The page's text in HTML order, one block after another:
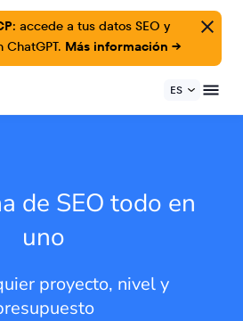
accede a tus datos SEO y
Más información →
ES
de SEO todo en
uno
proyecto, nivel y